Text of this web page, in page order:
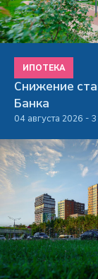
ИПОТЕКА
Снижение
Банка
04 августа 2026 -